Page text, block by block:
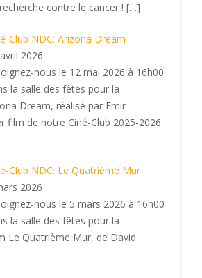
contre le cancer ! […]
Club NDC: Arizona Dream
2026
nous le 12 mai 2026 à 16h00
la salle des fêtes pour la
Dream, réalisé par Emir
film de notre Ciné-Club 2025-2026.
Club NDC: Le Quatrième Mur
2026
nous le 5 mars 2026 à 16h00
la salle des fêtes pour la
Le Quatrième Mur, de David